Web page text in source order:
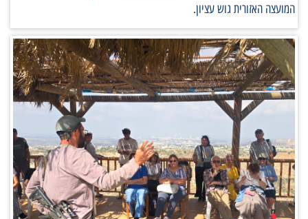
המועצה האזורית גוש עציון.